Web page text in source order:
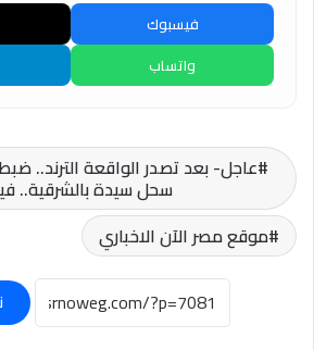
فيسبوك
واتساب
عاجل- بعد تصدر الواقعة الترند..
سحل سيدة بالشرقية..
موقع مصر الآن الاخباري